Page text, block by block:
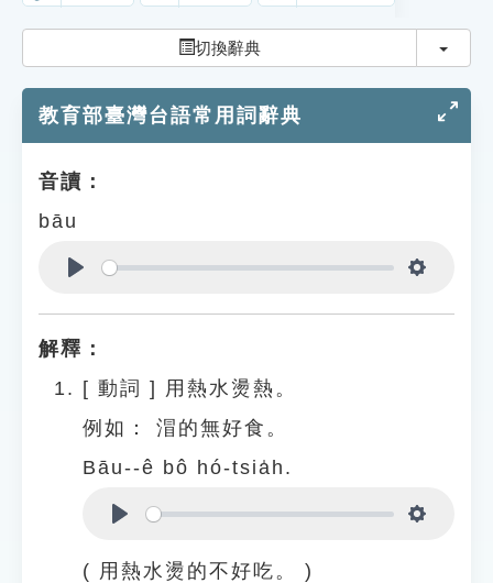
遊戲專區
教學應用
貓頭鷹博士
切換辭典 切換
教育部臺灣台語常用詞辭典
音讀：
bāu
解釋：
[ 動詞 ] 用熱水燙熱。
例如：
㴘的無好食。
Bāu--ê bô hó-tsia̍h.
( 用熱水燙的不好吃。 )